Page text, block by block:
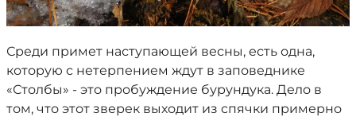
Среди примет наступающей весны, есть одна,
которую с нетерпением ждут в заповеднике
«Столбы» - это пробуждение бурундука. Дело в
том, что этот зверек выходит из спячки примерно